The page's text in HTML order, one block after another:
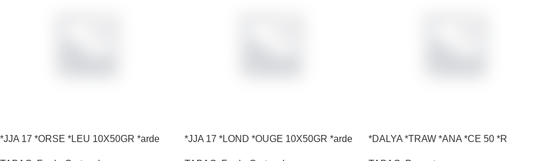
*JJA 17 *ORSE *LEU 10X50GR *arde *JJA 17 *LOND *OUGE 10X50GR *arde *DALYA *TRAW *ANA *CE 50 *R